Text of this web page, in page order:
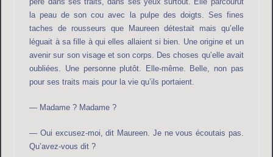
la peau de son cou avec la pulpe des doigts. Ses fines
taches de rousseurs que Maureen détestait mais qu’elle
léguait à sa fille à qui elles allaient si bien. Une origine et un
avenir sur son visage et son corps. Des choses qu’elle avait
oubliées. Une personne plutôt. Elle-même. Belle, non pas
pour ses traits mais pour la vie qu’ils portaient.
— Madame ? Madame ?
— Oui excusez-moi, dit Maureen. Je ne vous écoutais pas.
Qu’avez-vous dit ?